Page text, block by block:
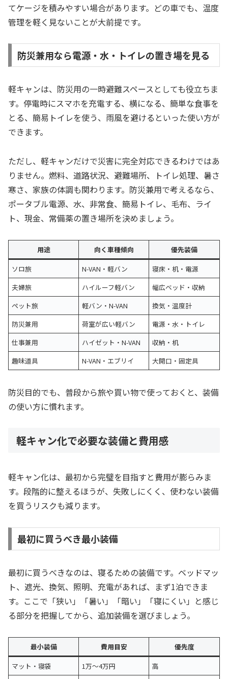
てケージを積みやすい場合があります。どの車でも、温度
管理を軽く見ないことが大前提です。
防災兼用なら電源・水・トイレの置き場を見る
軽キャンは、防災用の一時避難スペースとしても役立ちま
す。停電時にスマホを充電する、横になる、簡単な食事を
とる、簡易トイレを使う、雨風を避けるといった使い方が
できます。
ただし、軽キャンだけで災害に完全対応できるわけではあ
りません。燃料、道路状況、避難場所、トイレ処理、暑さ
寒さ、家族の体調も関わります。防災兼用で考えるなら、
ポータブル電源、水、非常食、簡易トイレ、毛布、ライ
ト、現金、常備薬の置き場所を決めましょう。
用途 向く車種傾向
優先装備
ソロ旅
N-VAN・軽バン
寝床・机・電源
夫婦旅
ハイルーフ軽バン
幅広ベッド・収納
ペット旅
軽バン・N-VAN
換気・温度計
防災兼用
荷室が広い軽バン
電源・水・トイレ
仕事兼用
ハイゼット・N-VAN
収納・机
趣味道具
N-VAN・エブリイ 大開口・固定具
防災目的でも、普段から旅や買い物で使っておくと、装備
の使い方に慣れます。
軽キャン化で必要な装備と費用感
軽キャン化は、最初から完璧を目指すと費用が膨らみま
す。段階的に整えるほうが、失敗しにくく、使わない装備
を買うリスクも減ります。
最初に買うべき最小装備
最初に買うべきなのは、寝るための装備です。ベッドマッ
ト、遮光、換気、照明、充電があれば、まず1泊できま
す。ここで「狭い」「暑い」「暗い」「寝にくい」と感じ
る部分を把握してから、追加装備を選びましょう。
最小装備 費用目安
優先度
マット・寝袋
1万〜4万円
高